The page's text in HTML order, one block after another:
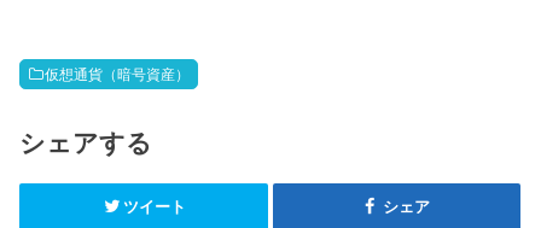
仮想通貨（暗号資産）
シェアする
ツイート シェア